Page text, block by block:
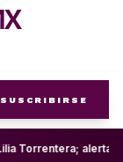
SUSCRIBIRSE
Torrentera; alerta